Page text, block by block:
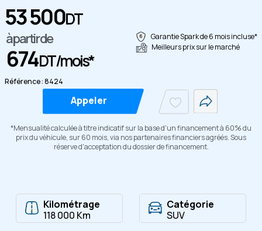
53 500DT
à partir de
674DT/mois*
Référence : 8424
Garantie Spark de 6 mois incluse*
Meilleurs prix sur le marché
Appeler
*Mensualité calculée à titre indicatif sur la base d'un financement à 60% du
prix du véhicule, sur 60 mois, via nos partenaires financiers agréés. Sous
réserve d'acceptation du dossier de financement.
Kilométrage
118 000 Km
Catégorie
SUV
Copier